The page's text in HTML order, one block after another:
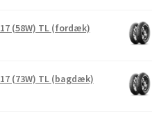
(58W) TL (fordæk)
(73W) TL (bagdæk)